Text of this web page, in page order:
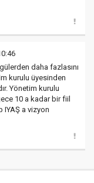
daha fazlasını
kurulu üyesinden
Yönetim kurulu
10 a kadar bir fiil
IYAŞ a vizyon